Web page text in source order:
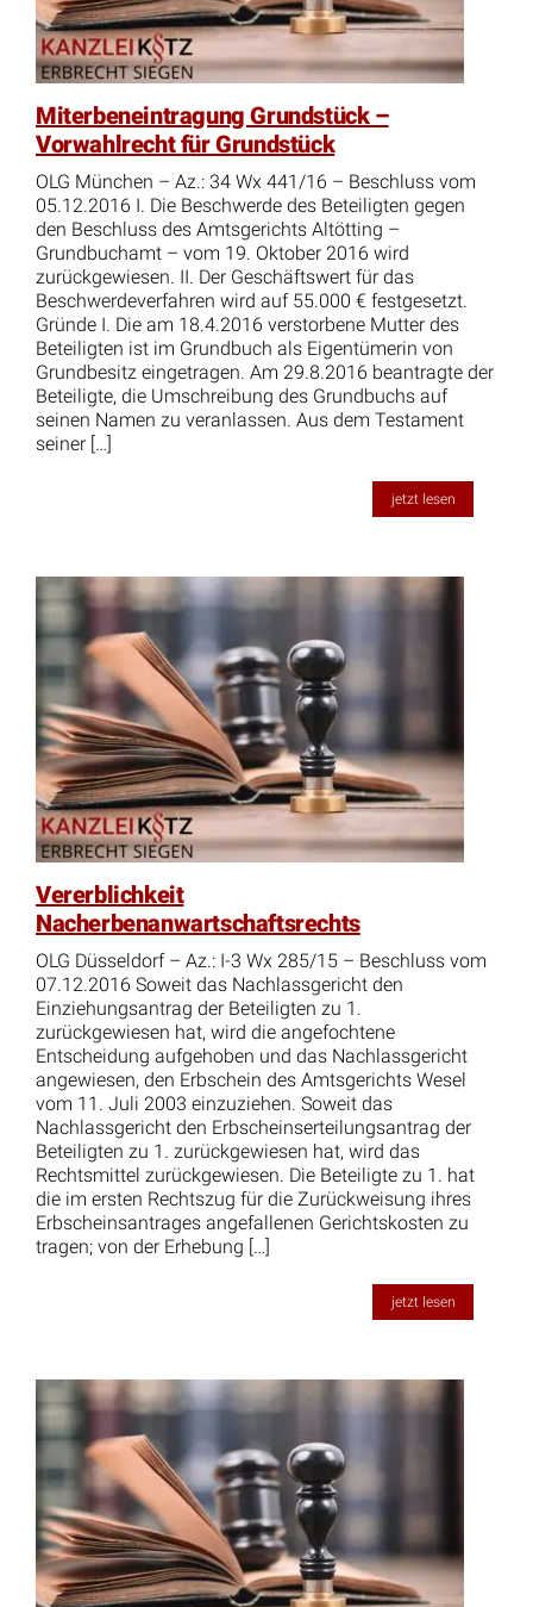
Miterbeneintragung Grundstück –
Vorwahlrecht für Grundstück
OLG München – Az.: 34 Wx 441/16 – Beschluss vom
05.12.2016 I. Die Beschwerde des Beteiligten gegen
den Beschluss des Amtsgerichts Altötting –
Grundbuchamt – vom 19. Oktober 2016 wird
zurückgewiesen. II. Der Geschäftswert für das
Beschwerdeverfahren wird auf 55.000 € festgesetzt.
Gründe I. Die am 18.4.2016 verstorbene Mutter des
Beteiligten ist im Grundbuch als Eigentümerin von
Grundbesitz eingetragen. Am 29.8.2016 beantragte der
Beteiligte, die Umschreibung des Grundbuchs auf
seinen Namen zu veranlassen. Aus dem Testament
seiner […]
jetzt lesen
Vererblichkeit
Nacherbenanwartschaftsrechts
OLG Düsseldorf – Az.: I-3 Wx 285/15 – Beschluss vom
07.12.2016 Soweit das Nachlassgericht den
Einziehungsantrag der Beteiligten zu 1.
zurückgewiesen hat, wird die angefochtene
Entscheidung aufgehoben und das Nachlassgericht
angewiesen, den Erbschein des Amtsgerichts Wesel
vom 11. Juli 2003 einzuziehen. Soweit das
Nachlassgericht den Erbscheinserteilungsantrag der
Beteiligten zu 1. zurückgewiesen hat, wird das
Rechtsmittel zurückgewiesen. Die Beteiligte zu 1. hat
die im ersten Rechtszug für die Zurückweisung ihres
Erbscheinsantrages angefallenen Gerichtskosten zu
tragen; von der Erhebung […]
jetzt lesen